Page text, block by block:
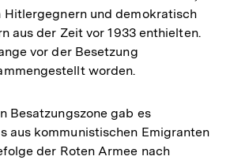
Hitlergegnern und demokratisch
aus der Zeit vor 1933 enthielten.
vor der Besetzung
worden.
Besatzungszone gab es
aus kommunistischen Emigranten
der Roten Armee nach